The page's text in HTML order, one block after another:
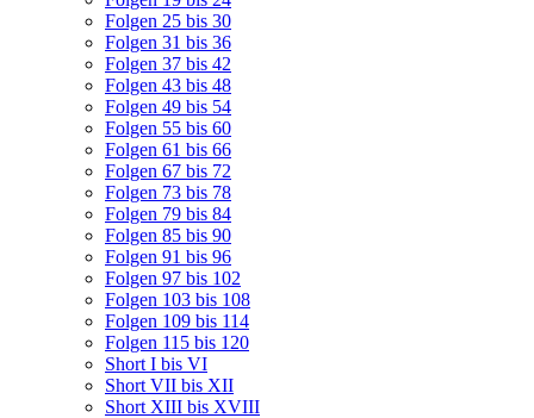
Folgen 25 bis 30
Folgen 31 bis 36
Folgen 37 bis 42
Folgen 43 bis 48
Folgen 49 bis 54
Folgen 55 bis 60
Folgen 61 bis 66
Folgen 67 bis 72
Folgen 73 bis 78
Folgen 79 bis 84
Folgen 85 bis 90
Folgen 91 bis 96
Folgen 97 bis 102
Folgen 103 bis 108
Folgen 109 bis 114
Folgen 115 bis 120
Short I bis VI
Short VII bis XII
Short XIII bis XVIII